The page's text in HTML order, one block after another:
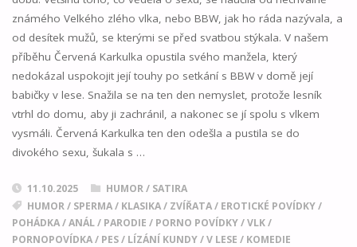
známého Velkého zlého vlka, nebo BBW, jak ho ráda nazývala, a
od desítek mužů, se kterými se před svatbou stýkala. V našem
příběhu Červená Karkulka opustila svého manžela, který
nedokázal uspokojit její touhy po setkání s BBW v domě její
babičky v lese. Snažila se na ten den nemyslet, protože lesník
vtrhl do domu, aby ji zachránil, a nakonec se jí spolu s vlkem
vysmáli. Červená Karkulka ten den odešla a pustila se do
divokého sexu, šukala s …
11.10.2025
HUMOR / SATIRA
HUMOR/ SPERMA/ KLASIKA/ ZVÍŘATA/ EROTICKÉ POVÍDKY/
POHÁDKA/ANÁL/ PARODIE / PORNO POVÍDKY/VLK/
PORNOPOVÍDKA/ PES/ LÍZÁNÍ KUNDY/V LESE / KOMEDIE